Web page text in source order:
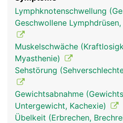
System Frau
System
Lymphknotenschwellung
Geschwollene
Muskelschwäche
Myasthenie)
Sehstörung
Gewichtsabnahme
Untergewicht, Kachexie)
Übelkeit (Erbrechen,